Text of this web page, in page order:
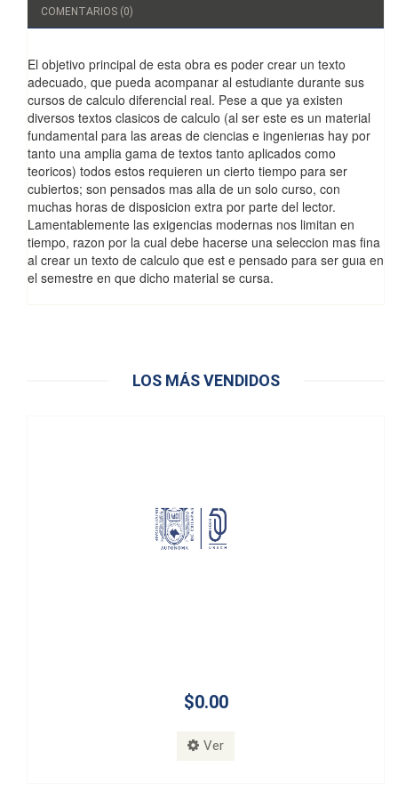
COMENTARIOS (0)
El objetivo principal de esta obra es poder crear un texto
adecuado, que pueda acompanar al estudiante durante sus
cursos de calculo diferencial real. Pese a que ya existen
diversos textos clasicos de calculo (al ser este es un material
fundamental para las areas de ciencias e ingenierıas hay por
tanto una amplia gama de textos tanto aplicados como
teoricos) todos estos requieren un cierto tiempo para ser
cubiertos; son pensados mas alla de un solo curso, con
muchas horas de disposicion extra por parte del lector.
Lamentablemente las exigencias modernas nos limitan en
tiempo, razon por la cual debe hacerse una seleccion mas ﬁna
al crear un texto de calculo que est e pensado para ser guıa en
el semestre en que dicho material se cursa.
LOS MÁS VENDIDOS
$0.00
Ver